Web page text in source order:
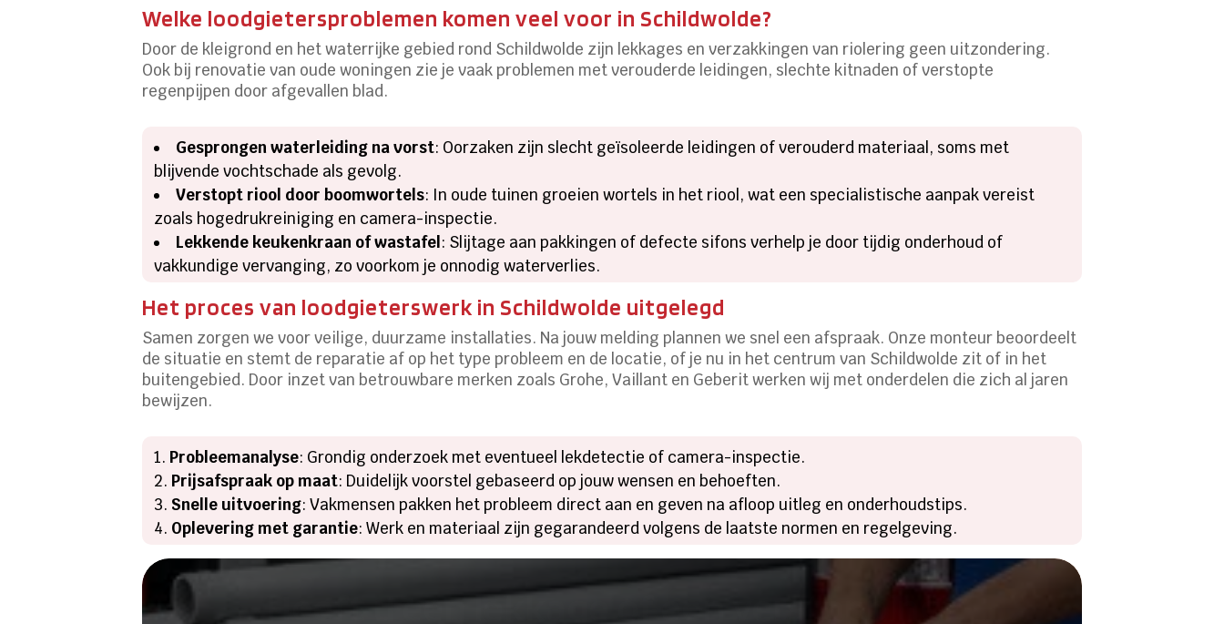
Welke loodgietersproblemen komen veel voor in Schildwolde?
Door de kleigrond en het waterrijke gebied rond Schildwolde zijn lekkages en verzakkingen van riolering geen uitzondering.
Ook bij renovatie van oude woningen zie je vaak problemen met verouderde leidingen, slechte kitnaden of verstopte
regenpijpen door afgevallen blad.
Gesprongen waterleiding na vorst: Oorzaken zijn slecht geïsoleerde leidingen of verouderd materiaal, soms met
blijvende vochtschade als gevolg.
Verstopt riool door boomwortels: In oude tuinen groeien wortels in het riool, wat een specialistische aanpak vereist
zoals hogedrukreiniging en camera-inspectie.
Lekkende keukenkraan of wastafel : Slijtage aan pakkingen of defecte sifons verhelp je door tijdig onderhoud of
vakkundige vervanging, zo voorkom je onnodig waterverlies.
Het proces van loodgieterswerk in Schildwolde uitgelegd
Samen zorgen we voor veilige, duurzame installaties. Na jouw melding plannen we snel een afspraak. Onze monteur beoordeelt
de situatie en stemt de reparatie af op het type probleem en de locatie, of je nu in het centrum van Schildwolde zit of in het
buitengebied. Door inzet van betrouwbare merken zoals Grohe, Vaillant en Geberit werken wij met onderdelen die zich al jaren
bewijzen.
Probleemanalyse: Grondig onderzoek met eventueel lekdetectie of camera-inspectie.
Prijsafspraak op maat: Duidelijk voorstel gebaseerd op jouw wensen en behoeften.
Snelle uitvoering: Vakmensen pakken het probleem direct aan en geven na afloop uitleg en onderhoudstips.
Oplevering met garantie: Werk en materiaal zijn gegarandeerd volgens de laatste normen en regelgeving.
Heeft u een lekkage of een verstopping?